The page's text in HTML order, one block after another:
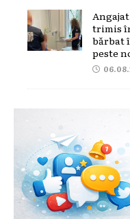
trimis
bărbat
peste